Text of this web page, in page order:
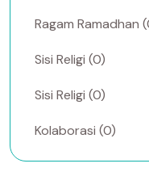
Ragam Ramadhan
Sisi Religi (0)
Sisi Religi (0)
Kolaborasi (0)